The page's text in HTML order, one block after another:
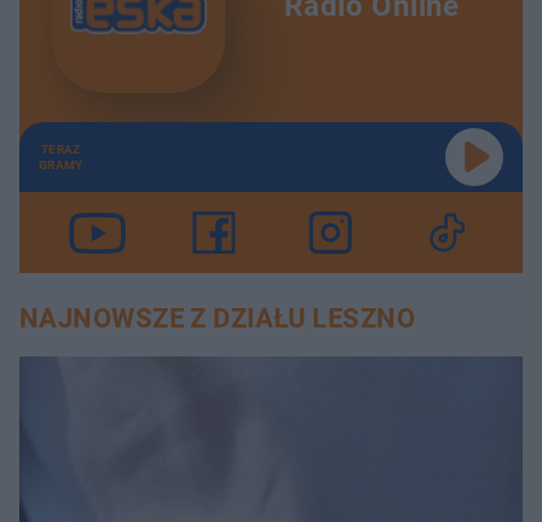
TERAZ
GRAMY
NAJNOWSZE Z DZIAŁU LESZNO